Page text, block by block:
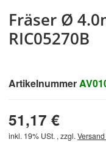
Fräser Ø
RIC05270B
Artikelnummer
51,17 €
inkl. 19% USt. , zzgl. Versand